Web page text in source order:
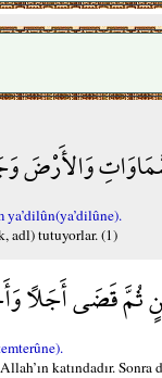
وَالأَرْضَ
adl) tutuyorlar. (1)
قَضَى أَجَلاً
katındadır. Sonra